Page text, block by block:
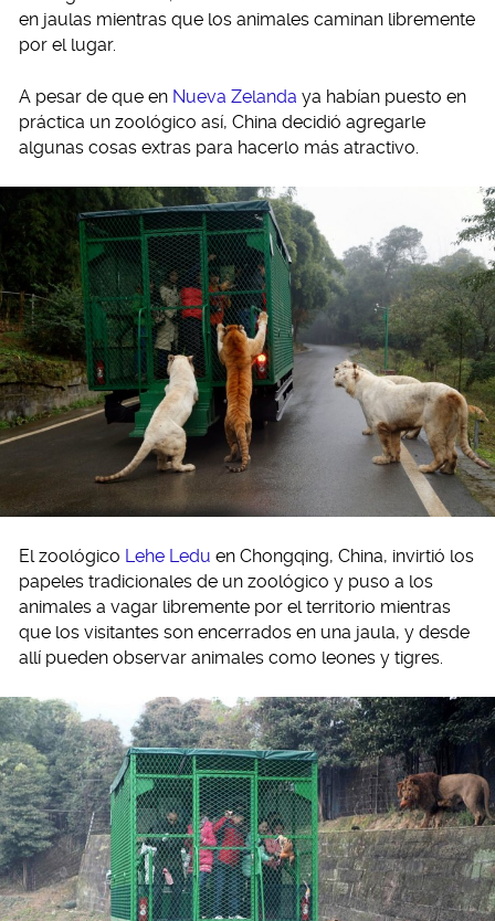
en jaulas mientras que los animales caminan libremente
por el lugar.
A pesar de que en Nueva Zelanda ya habían puesto en
práctica un zoológico así, China decidió agregarle
algunas cosas extras para hacerlo más atractivo.
El zoológico Lehe Ledu en Chongqing, China, invirtió los
papeles tradicionales de un zoológico y puso a los
animales a vagar libremente por el territorio mientras
que los visitantes son encerrados en una jaula, y desde
allí pueden observar animales como leones y tigres.